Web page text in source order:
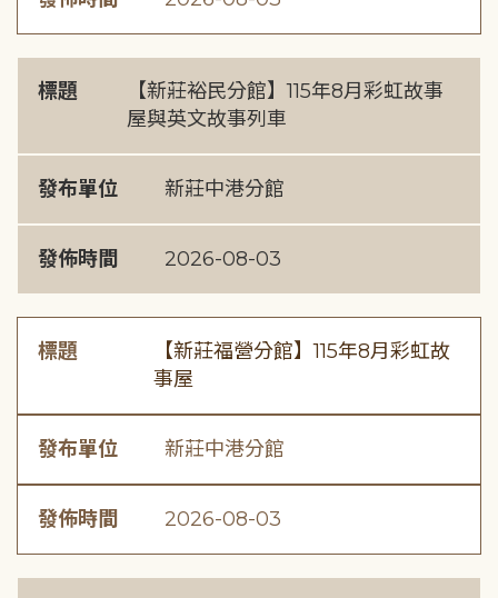
標題
【新莊裕民分館】115年8月彩虹故事
屋與英文故事列車
發布單位 新莊中港分館
發佈時間 2026-08-03
標題
【新莊福營分館】115年8月彩虹故
事屋
發布單位 新莊中港分館
發佈時間 2026-08-03